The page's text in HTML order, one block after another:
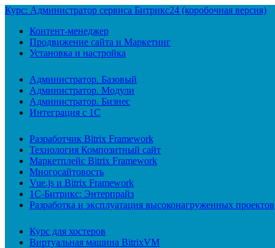
Курс: Администратор сервиса Битрикс24 (коробочная версия)
Контент-менеджер
Продвижение сайта и Маркетинг
Установка и настройка
Администратор. Базовый
Администратор. Модули
Администратор. Бизнес
Интеграция с 1С
Разработчик Bitrix Framework
Технология Композитный сайт
Маркетплейс Bitrix Framework
Многосайтовость
Vue.js и Bitrix Framework
1С-Битрикс: Энтерпрайз
Разработка и эксплуатация высоконагруженных проектов
Курс для хостеров
Виртуальная машина BitrixVM